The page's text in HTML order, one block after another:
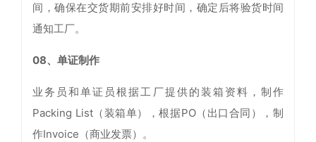
间，确保在交货期前安排好时间，确定后将验货时间
通知工厂。
08、单证制作
业务员和单证员根据工厂提供的装箱资料，制作
Packing List（装箱单），根据PO（出口合同），制
作Invoice（商业发票）。